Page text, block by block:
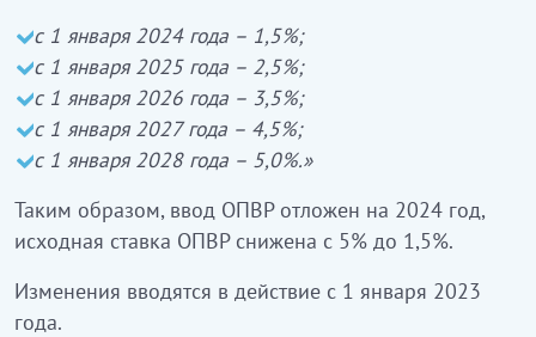
с 1 января 2024 года – 1,5%;
с 1 января 2025 года – 2,5%;
с 1 января 2026 года – 3,5%;
с 1 января 2027 года – 4,5%;
с 1 января 2028 года – 5,0%.»
Таким образом, ввод ОПВР отложен на 2024 год,
исходная ставка ОПВР снижена с 5% до 1,5%.
Изменения вводятся в действие с 1 января 2023
года.